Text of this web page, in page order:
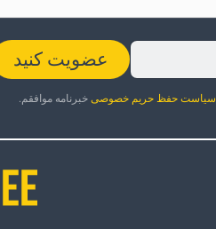
عضویت کنید
سیاست حفظ حریم خصوصیخبرنامه موافقم.